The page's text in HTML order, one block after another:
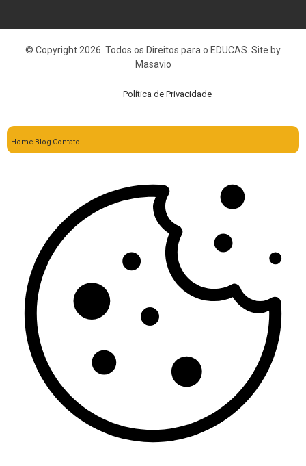
© Copyright 2026. Todos os Direitos para o EDUCAS. Site by
Masavio
Política de Privacidade
Home Blog Contato